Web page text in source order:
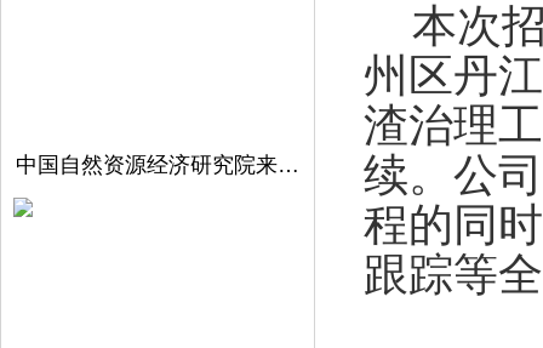
中国自然资源经济研究院来陕西地矿集团开展调研交流
本次招
州区丹
渣治理
续。公
程的同
跟踪等